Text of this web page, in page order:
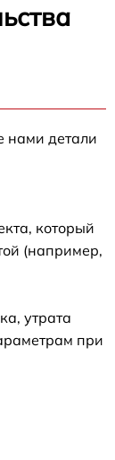
нами детали
который
(например,
утрата
при